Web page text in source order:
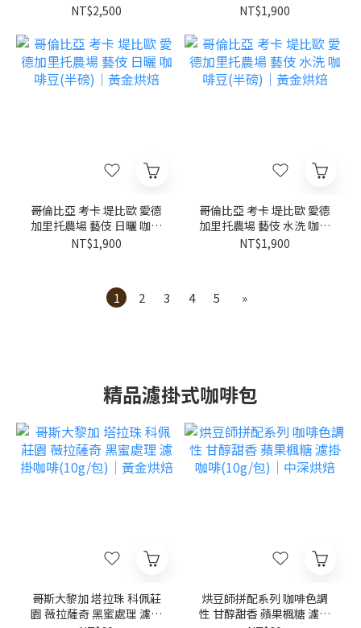
磅)｜黃金烘焙
NT$2,500
磅)｜黃金烘焙
NT$1,900
哥倫比亞 考卡 堤比歐 愛德
加里托農場 藝伎 日曬 咖啡
豆(半磅)｜黃金烘焙
NT$1,900
哥倫比亞 考卡 堤比歐 愛德
加里托農場 藝伎 水洗 咖啡
豆(半磅)｜黃金烘焙
NT$1,900
1 2 3 4 5 »
精品濾掛式咖啡包
哥斯大黎加 塔拉珠 科佩莊
園 薇拉薩奇 黑蜜處理 濾掛
烘豆師拼配系列 咖啡色調
性 甘醇甜香 蘋果楓糖 濾掛